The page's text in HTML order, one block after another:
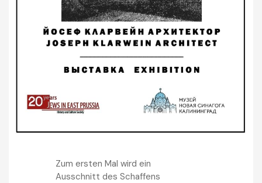
Zum ersten Mal wird ein
Ausschnitt des Schaffens